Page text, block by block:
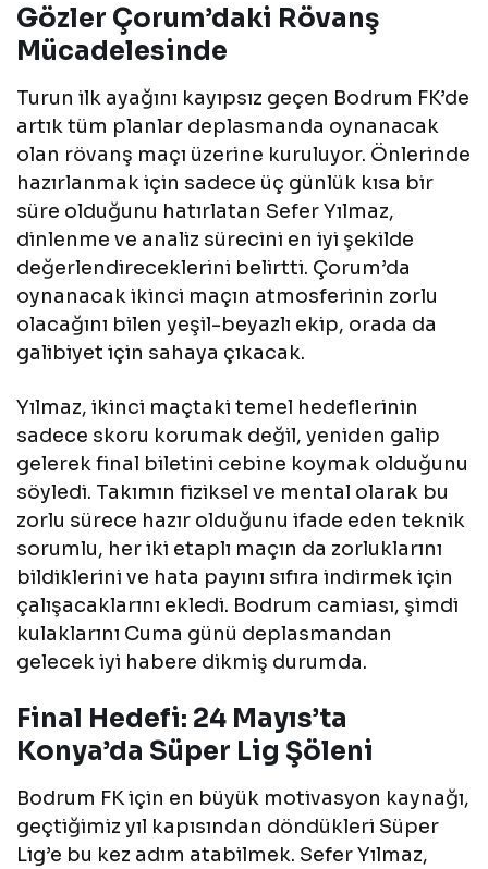
Gözler Çorum’daki Rövanş
Mücadelesinde
Turun ilk ayağını kayıpsız geçen Bodrum FK’de
artık tüm planlar deplasmanda oynanacak
olan rövanş maçı üzerine kuruluyor. Önlerinde
hazırlanmak için sadece üç günlük kısa bir
süre olduğunu hatırlatan Sefer Yılmaz,
dinlenme ve analiz sürecini en iyi şekilde
değerlendireceklerini belirtti. Çorum’da
oynanacak ikinci maçın atmosferinin zorlu
olacağını bilen yeşil-beyazlı ekip, orada da
galibiyet için sahaya çıkacak.
Yılmaz, ikinci maçtaki temel hedeflerinin
sadece skoru korumak değil, yeniden galip
gelerek final biletini cebine koymak olduğunu
söyledi. Takımın fiziksel ve mental olarak bu
zorlu sürece hazır olduğunu ifade eden teknik
sorumlu, her iki etaplı maçın da zorluklarını
bildiklerini ve hata payını sıfıra indirmek için
çalışacaklarını ekledi. Bodrum camiası, şimdi
kulaklarını Cuma günü deplasmandan
gelecek iyi habere dikmiş durumda.
Final Hedefi: 24 Mayıs’ta
Konya’da Süper Lig Şöleni
Bodrum FK için en büyük motivasyon kaynağı,
geçtiğimiz yıl kapısından döndükleri Süper
Lig’e bu kez adım atabilmek. Sefer Yılmaz,